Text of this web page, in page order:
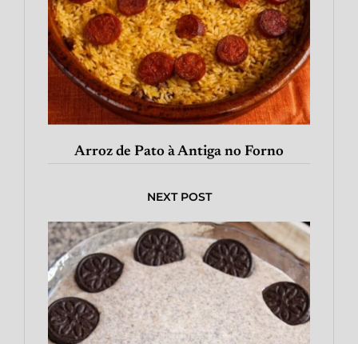
Arroz de Pato à Antiga no Forno
NEXT POST